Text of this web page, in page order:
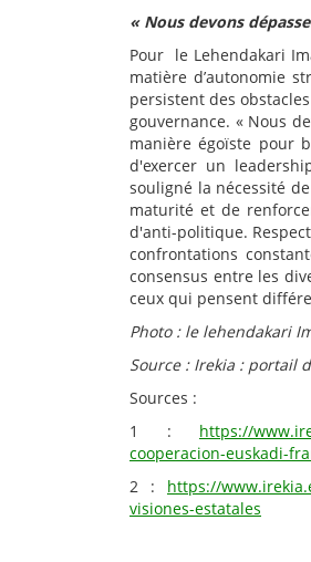
« Nous devons
Pour le Lehendakari
matière d’autonomie
persistent des
gouvernance. « Nous
manière égoïste pour
d'exercer un
souligné la nécessité
maturité et de
d'anti-politique.
confrontations
consensus entre les
ceux qui pensent
Photo : le lehendakari
Source : Irekia : portail
Sources :
1 : https://
cooperacion-euskadi-
2 : https://
visiones-estatales